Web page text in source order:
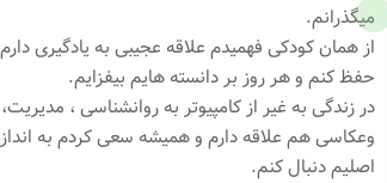
میگذرانم.
از همان کودکی فهمیدم علاقه عجیبی به یادگیری
حفظ کنم و هر روز بر دانسته هایم بیفزایم.
در زندگی به غیر از کامپیوتر به روانشناسی ، مدیریت،
وعکاسی هم علاقه دارم و همیشه سعی کردم به
اصلیم دنبال کنم.